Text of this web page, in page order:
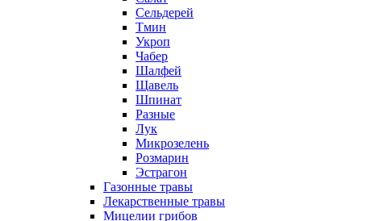
Сельдерей
Тмин
Укроп
Чабер
Шалфей
Щавель
Шпинат
Разные
Лук
Микрозелень
Розмарин
Эстрагон
Газонные травы
Лекарственные травы
Мицелии грибов